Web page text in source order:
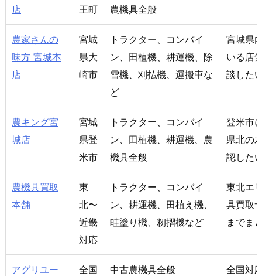
店
王町
農機具全般
農家さんの
味方 宮城本
店
宮城
県大
崎市
トラクター、コンバイ
ン、田植機、耕運機、除
雪機、刈払機、運搬車な
ど
宮城県
いる店
談した
農キング宮
城店
宮城
県登
米市
トラクター、コンバイ
ン、田植機、耕運機、農
機具全般
登米市
県北の
認した
農機具買取
本舗
東
北〜
近畿
対応
トラクター、コンバイ
ン、耕運機、田植え機、
畦塗り機、籾摺機など
東北エ
具買取
までま
アグリユー
全国
中古農機具全般
全国対